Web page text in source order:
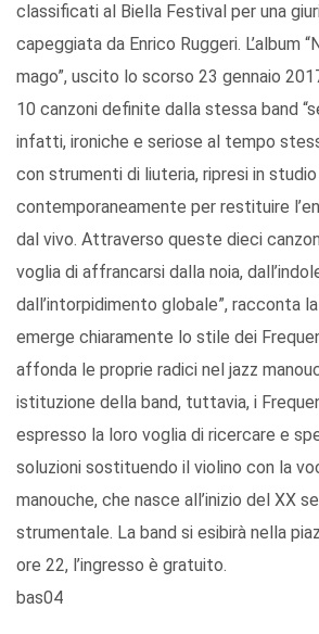
classificati al Biella Festival per una
capeggiata da Enrico Ruggeri. L’album
mago”, uscito lo scorso 23 gennaio
10 canzoni definite dalla stessa band
infatti, ironiche e seriose al tempo
con strumenti di liuteria, ripresi in studio
contemporaneamente per restituire
dal vivo. Attraverso queste dieci
voglia di affrancarsi dalla noia,
dall’intorpidimento globale”, racconta la
emerge chiaramente lo stile dei
affonda le proprie radici nel jazz
istituzione della band, tuttavia, i
espresso la loro voglia di ricercare e
soluzioni sostituendo il violino con la
manouche, che nasce all’inizio del XX
strumentale. La band si esibirà nella
ore 22, l’ingresso è gratuito.
bas04